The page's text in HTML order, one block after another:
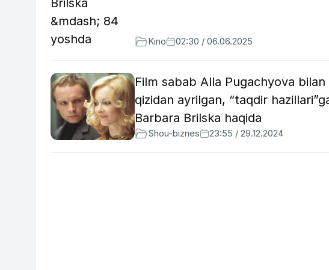
Kino 02:30 / 06.06.2025
Film sabab Alla Pugachyova
qizidan ayrilgan, “taqdir
Barbara Brilska haqida
Shou-biznes 23:55 / 29.12.2024